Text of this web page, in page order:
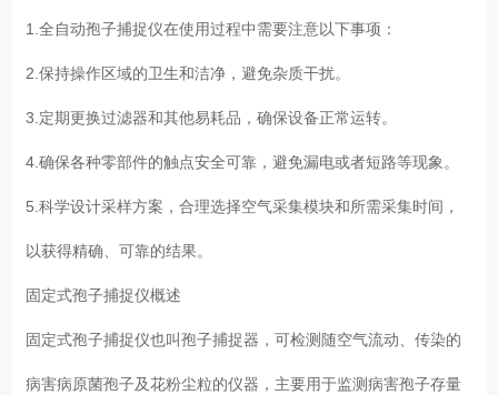
1.全自动孢子捕捉仪在使用过程中需要注意以下事项：
2.保持操作区域的卫生和洁净，避免杂质干扰。
3.定期更换过滤器和其他易耗品，确保设备正常运转。
4.确保各种零部件的触点安全可靠，避免漏电或者短路等现象。
5.科学设计采样方案，合理选择空气采集模块和所需采集时间，
以获得精确、可靠的结果。
固定式孢子捕捉仪概述
固定式孢子捕捉仪也叫孢子捕捉器，可检测随空气流动、传染的
病害病原菌孢子及花粉尘粒的仪器，主要用于监测病害孢子存量